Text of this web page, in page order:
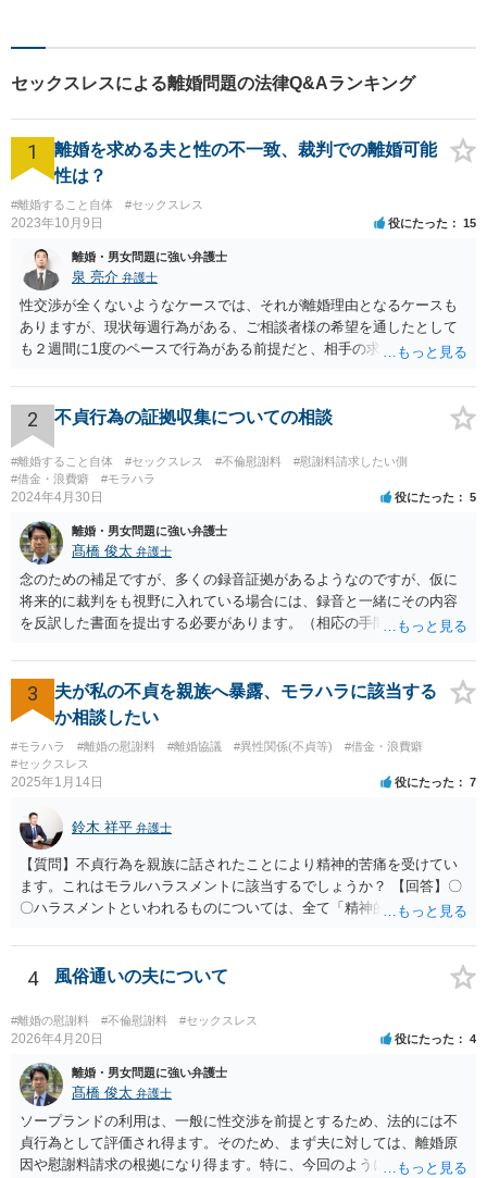
気軽にお問い合わせ下さい。
セックスレスによる離婚問題の法律Q&Aランキング
1
離婚を求める夫と性の不一致、裁判での離婚可能
性は？
#離婚すること自体 #セックスレス
2023年10月9日 役にたった 15
離婚・男女問題に強い弁護士
泉 亮介 弁護士
性交渉が全くないようなケースでは、それが離婚理由となるケースも
ありますが、現状毎週行為がある、ご相談者様の希望を通したとして
も２週間に1度のペースで行為がある前提だと、相手の求めている離婚
れないでしょう。 また、離婚した場合に、相手が今まで通りに生活を
するのであれば大きな違いはありませんが、そうでなくなった場合に
夫婦であれば法的に請求できたものができなくなるというデメリット
があるため、今までと何も変わらないということはないです。
2 不貞行為の証拠収集についての相談
#離婚すること自体 #セックスレス #不倫慰謝料
#慰謝料請求したい側
#借金・浪費癖
#モラハラ
2024年4月30日 役にたった 5
離婚・男女問題に強い弁護士
髙橋 俊太 弁護士
念のための補足ですが、多くの録音証拠があるようなのですが、仮に
将来的に裁判をも視野に入れている場合には、録音と一緒にその内容
を反訳した書面を提出する必要があります。（相応の手間と費用がか
るような合理的説明が必要とはなりますので、そのようなことが十分
に可能かどうかについて、一度は弁護士に直接相談なさった方がよい
と思います。 なお、夫や不倫相手自身が不倫の事実について（期間や
回数なども含め）認めて自白するような場合には、貴方において立証
する必要はなくなります。
3
夫が私の不貞を親族へ暴露、モラハラに該当する
か相談したい
#モラハラ #離婚の慰謝料 #離婚協議 #異性関係(不貞等)
#借金・浪費癖
#セックスレス
2025年1月14日 役にたった 7
鈴木 祥平 弁護士
【質問】不貞行為を親族に話されたことにより精神的苦痛を受けてい
ます。これはモラルハラスメントに該当するでしょうか？ 【回答】〇
〇ハラスメントといわれるものについては、全て「精神的・身体的苦
活している以上は、「精神的・身体的苦痛を与え」られることは不可
避的に生じますから、違法と評価されるためには、社会通念（常識）
を逸脱した態様・方法で精神的・身体的苦痛を与えられたといえるこ
とが必要です。 常識を逸脱したと言えるかどうかについては、必要性
や相当性という基準を使って判断をするとわかりやすいと思います。
夫婦間において今、問題が生じているということを親族には話してお
く必要はあると思われますし、常識的に見ても、また、それが親族内
にとどまる話であれば、著しく不相当なこととも言えません。ですか
ら、上記のことが社会通念を逸脱した態様・方法であるとは言えない
のではないかと思います。少なくとも、違法と評価されるハラスメン
トとは言えないでしょう。
4 風俗通いの夫について
#離婚の慰謝料 #不倫慰謝料 #セックスレス
2026年4月20日 役にたった 4
離婚・男女問題に強い弁護士
髙橋 俊太 弁護士
ソープランドの利用は、一般に性交渉を前提とするため、法的には不
貞行為として評価され得ます。そのため、まず夫に対しては、離婚原
因や慰謝料請求の根拠になり得ます。特に、今回のように長期間の継